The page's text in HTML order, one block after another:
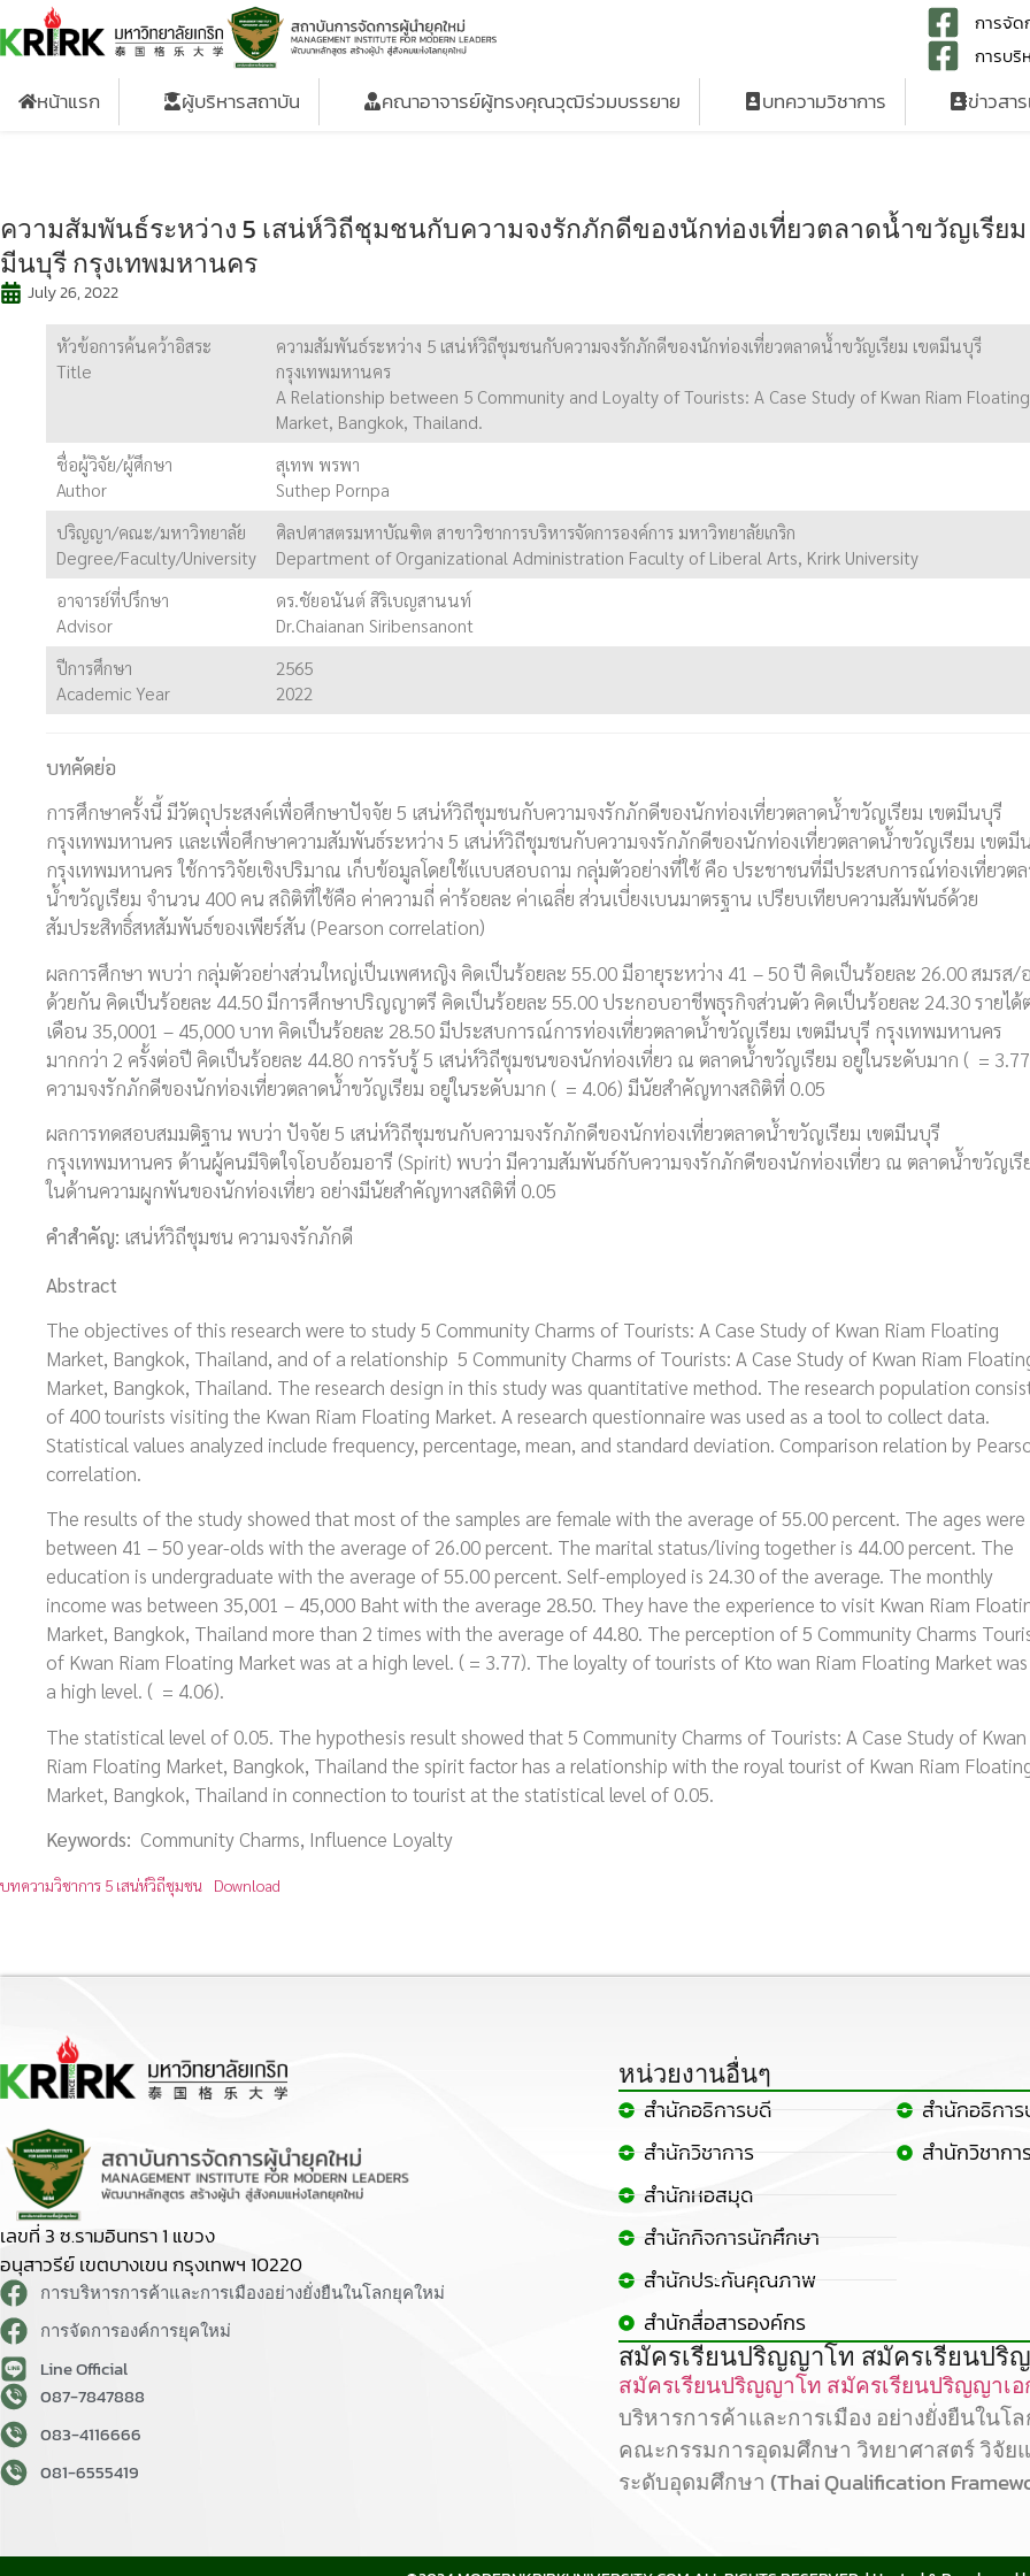
การจัด
การบริ
หน้าแรก ผู้บริหารสถาบัน คณาอาจารย์ผู้ทรงคุณวุฒิร่วมบรรยาย บทความวิชาการ ข่าวสา
ความสัมพันธ์ระหว่าง 5 เสน่ห์วิถีชุมชนกับความจงรักภักดีของนักท่องเที่ยวตลาดน้ำขวัญเรียม
มีนบุรี กรุงเทพมหานคร
July 26, 2022
หัวข้อการค้นคว้าอิสระ
Title
ความสัมพันธ์ระหว่าง 5 เสน่ห์วิถีชุมชนกับความจงรักภักดีของนักท่องเที่ยวตลาดน้ำขวัญเรียม เขตมีนบุรี
กรุงเทพมหานคร
A Relationship between 5 Community and Loyalty of Tourists: A Case Study of Kwan Riam Floating
Market, Bangkok, Thailand.
ชื่อผู้วิจัย/ผู้ศึกษา
Author
สุเทพ พรพา
Suthep Pornpa
ปริญญา/คณะ/มหาวิทยาลัย
Degree/Faculty/University
ศิลปศาสตรมหาบัณฑิต สาขาวิชาการบริหารจัดการองค์การ มหาวิทยาลัยเกริก
Department of Organizational Administration Faculty of Liberal Arts, Krirk University
อาจารย์ที่ปรึกษา
Advisor
ดร.ชัยอนันต์ สิริเบญสานนท์
Dr.Chaianan Siribensanont
ปีการศึกษา
Academic Year
2565
2022
บทคัดย่อ
การศึกษาครั้งนี้ มีวัตถุประสงค์เพื่อศึกษาปัจจัย 5 เสน่ห์วิถีชุมชนกับความจงรักภักดีของนักท่องเที่ยวตลาดน้ำขวัญเรียม เขตมีนบุรี
กรุงเทพมหานคร และเพื่อศึกษาความสัมพันธ์ระหว่าง 5 เสน่ห์วิถีชุมชนกับความจงรักภักดีของนักท่องเที่ยวตลาดน้ำขวัญเรียม เขตมี
กรุงเทพมหานคร ใช้การวิจัยเชิงปริมาณ เก็บข้อมูลโดยใช้แบบสอบถาม กลุ่มตัวอย่างที่ใช้ คือ ประชาชนที่มีประสบการณ์ท่องเที่ยวต
น้ำขวัญเรียม จำนวน 400 คน สถิติที่ใช้คือ ค่าความถี่ ค่าร้อยละ ค่าเฉลี่ย ส่วนเบี่ยงเบนมาตรฐาน เปรียบเทียบความสัมพันธ์ด้วย
สัมประสิทธิ์สหสัมพันธ์ของเพียร์สัน (Pearson correlation)
ผลการศึกษา พบว่า กลุ่มตัวอย่างส่วนใหญ่เป็นเพศหญิง คิดเป็นร้อยละ 55.00 มีอายุระหว่าง 41 – 50 ปี คิดเป็นร้อยละ 26.00 สมรส/
ด้วยกัน คิดเป็นร้อยละ 44.50 มีการศึกษาปริญญาตรี คิดเป็นร้อยละ 55.00 ประกอบอาชีพธุรกิจส่วนตัว คิดเป็นร้อยละ 24.30 รายได้
เดือน 35,0001 – 45,000 บาท คิดเป็นร้อยละ 28.50 มีประสบการณ์การท่องเที่ยวตลาดน้ำขวัญเรียม เขตมีนบุรี กรุงเทพมหานคร
มากกว่า 2 ครั้งต่อปี คิดเป็นร้อยละ 44.80 การรับรู้ 5 เสน่ห์วิถีชุมชนของนักท่องเที่ยว ณ ตลาดน้ำขวัญเรียม อยู่ในระดับมาก ( =
ความจงรักภักดีของนักท่องเที่ยวตลาดน้ำขวัญเรียม อยู่ในระดับมาก ( = 4.06) มีนัยสำคัญทางสถิติที่ 0.05
ผลการทดสอบสมมติฐาน พบว่า ปัจจัย 5 เสน่ห์วิถีชุมชนกับความจงรักภักดีของนักท่องเที่ยวตลาดน้ำขวัญเรียม เขตมีนบุรี
กรุงเทพมหานคร ด้านผู้คนมีจิตใจโอบอ้อมอารี (Spirit) พบว่า มีความสัมพันธ์กับความจงรักภักดีของนักท่องเที่ยว ณ ตลาดน้ำขวัญเรี
ในด้านความผูกพันของนักท่องเที่ยว อย่างมีนัยสำคัญทางสถิติที่ 0.05
คำสำคัญ: เสน่ห์วิถีชุมชน ความจงรักภักดี
Abstract
The objectives of this research were to study 5 Community Charms of Tourists: A Case Study of Kwan Riam Floating
Market, Bangkok, Thailand, and of a relationship 5 Community Charms of Tourists: A Case Study of Kwan Riam
Market, Bangkok, Thailand. The research design in this study was quantitative method. The research population
of 400 tourists visiting the Kwan Riam Floating Market. A research questionnaire was used as a tool to collect data.
Statistical values analyzed include frequency, percentage, mean, and standard deviation. Comparison relation by
correlation.
The results of the study showed that most of the samples are female with the average of 55.00 percent. The ages were
between 41 – 50 year-olds with the average of 26.00 percent. The marital status/living together is 44.00 percent. The
education is undergraduate with the average of 55.00 percent. Self-employed is 24.30 of the average. The monthly
income was between 35,001 – 45,000 Baht with the average 28.50. They have the experience to visit Kwan Riam
Market, Bangkok, Thailand more than 2 times with the average of 44.80. The perception of 5 Community Charms
of Kwan Riam Floating Market was at a high level. ( = 3.77). The loyalty of tourists of Kto wan Riam Floating Market
a high level. ( = 4.06).
The statistical level of 0.05. The hypothesis result showed that 5 Community Charms of Tourists: A Case Study of Kwan
Riam Floating Market, Bangkok, Thailand the spirit factor has a relationship with the royal tourist of Kwan Riam
Market, Bangkok, Thailand in connection to tourist at the statistical level of 0.05.
Keywords: Community Charms, Influence Loyalty
บทความวิชาการ 5 เสน่ห์วิถีชุมชน Download
เลขที่ 3 ซ.รามอินทรา 1 แขวง
อนุสาวรีย์ เขตบางเขน กรุงเทพฯ 10220
การบริหารการค้าและการเมืองอย่างยั่งยืนในโลกยุคใหม่
การจัดการองค์การยุคใหม่
Line Official
087-7847888
083-4116666
081-6555419
หน่วยงานอื่นๆ
สำนักอธิการบดี
สำนักวิชาการ
สำนักหอสมุด
สำนักกิจการนักศึกษา
สำนักประกันคุณภาพ
สำนักสื่อสารองค์กร
สำนักอธิกา
สำนักวิชากา
สมัครเรียนปริญญาโท สมัครเรียนปริ
สมัครเรียนปริญญาโท สมัครเรียนปริญญาเอ
บริหารการค้าและการเมือง อย่างยั่งยืนใน
คณะกรรมการอุดมศึกษา วิทยาศาสตร์ วิจั
ระดับอุดมศึกษา (Thai Qualification